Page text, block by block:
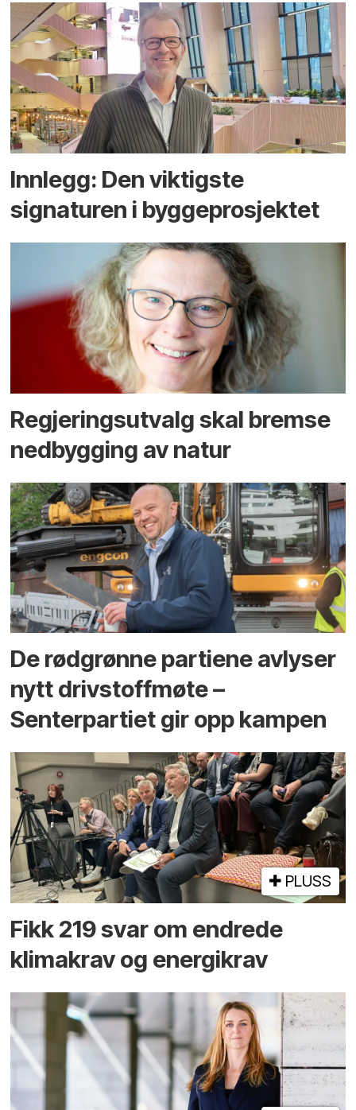
Innlegg: Den viktigste
signaturen i bygge­­prosjektet
Regjerings­utvalg skal bremse
ned­bygging av natur
De rødgrønne partiene avlyser
nytt drivstoffmøte –
Senterpartiet gir opp kampen
PLUSS
Fikk 219 svar om endrede
klimakrav og energikrav